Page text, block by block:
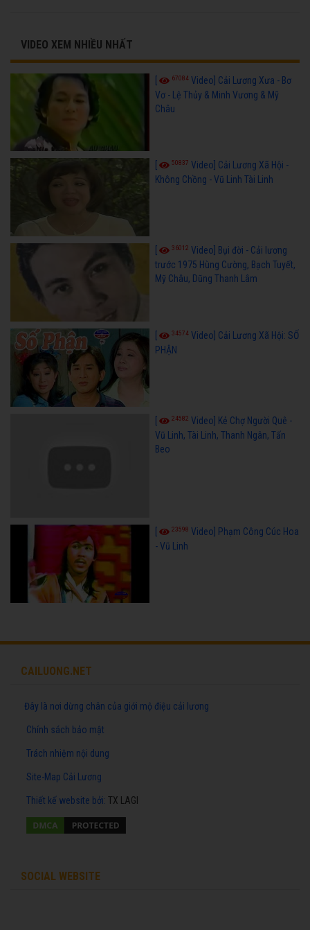
VIDEO XEM NHIỀU NHẤT
[ 67084 Video] Cải Lương Xưa - Bơ
Vơ - Lệ Thủy & Minh Vương & Mỹ
Châu
50837 Video] Cải Lương Xã Hội -
Không Chồng - Vũ Linh Tài Linh
36012 Video] Bụi đời - Cải lương
trước 1975 Hùng Cường, Bạch Tuyết,
Mỹ Châu, Dũng Thanh Lâm
34574 Video] Cải Lương Xã Hội: SỐ
PHẬN
24582 Video] Kẻ Chợ Người Quê -
Vũ Linh, Tài Linh, Thanh Ngân, Tấn
Beo
23598 Video] Phạm Công Cúc Hoa
- Vũ Linh
CAILUONG.NET
Đây là nơi dừng chân của giới mộ điệu cải lương
Chính sách bảo mật
Trách nhiệm nội dung
Site-Map Cải Lương
Thiết kế website bởi: TX LAGI
SOCIAL WEBSITE